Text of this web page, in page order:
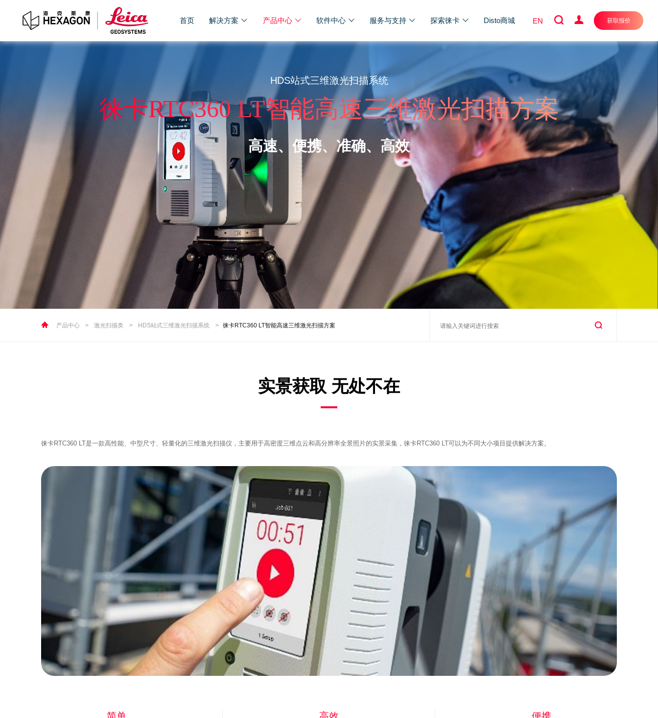
首页 解决方案 产品中心 软件中心 服务与支持 探索徕卡 Disto商城 EN 获取报价
HDS站式三维激光扫描系统
徕卡RTC360 LT智能高速三维激光扫描方案
高速、便携、准确、高效
产品中心 > 激光扫描类 > HDS站式三维激光扫描系统 > 徕卡RTC360 LT智能高速三维激光扫描方案
实景获取 无处不在
徕卡RTC360 LT是一款高性能、中型尺寸、轻量化的三维激光扫描仪，主要用于高密度三维点云和高分辨率全景照片的实景采集，徕卡RTC360 LT可以为不同大小项目提供解决方案。